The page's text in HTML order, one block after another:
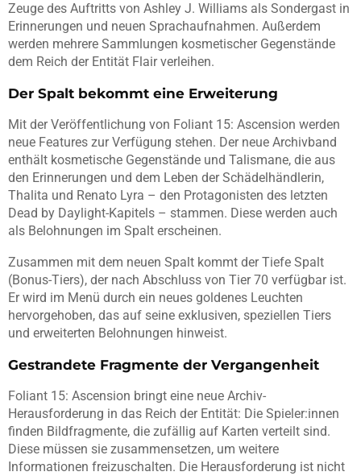
Zeuge des Auftritts von Ashley J. Williams als Sondergast in
Erinnerungen und neuen Sprachaufnahmen. Außerdem
werden mehrere Sammlungen kosmetischer Gegenstände
dem Reich der Entität Flair verleihen.
Der Spalt bekommt eine Erweiterung
Mit der Veröffentlichung von Foliant 15: Ascension werden
neue Features zur Verfügung stehen. Der neue Archivband
enthält kosmetische Gegenstände und Talismane, die aus
den Erinnerungen und dem Leben der Schädelhändlerin,
Thalita und Renato Lyra – den Protagonisten des letzten
Dead by Daylight-Kapitels – stammen. Diese werden auch
als Belohnungen im Spalt erscheinen.
Zusammen mit dem neuen Spalt kommt der Tiefe Spalt
(Bonus-Tiers), der nach Abschluss von Tier 70 verfügbar ist.
Er wird im Menü durch ein neues goldenes Leuchten
hervorgehoben, das auf seine exklusiven, speziellen Tiers
und erweiterten Belohnungen hinweist.
Gestrandete Fragmente der Vergangenheit
Foliant 15: Ascension bringt eine neue Archiv-
Herausforderung in das Reich der Entität: Die Spieler:innen
finden Bildfragmente, die zufällig auf Karten verteilt sind.
Diese müssen sie zusammensetzen, um weitere
Informationen freizuschalten. Die Herausforderung ist nicht